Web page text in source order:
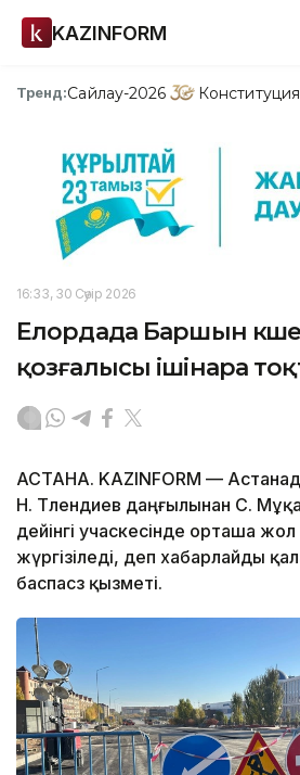
KAZINFORM
Тренд:Сайлау-2026
16:33, 30 Сәуір 2026
Елордада Баршын
қозғалысы ішінара
АСТАНА. KAZINFORM —
Н. Тлендиев даңғылынан С.
дейінгі учаскесінде орташа
жүргізіледі, деп хабарлайды
баспасөз қызметі.